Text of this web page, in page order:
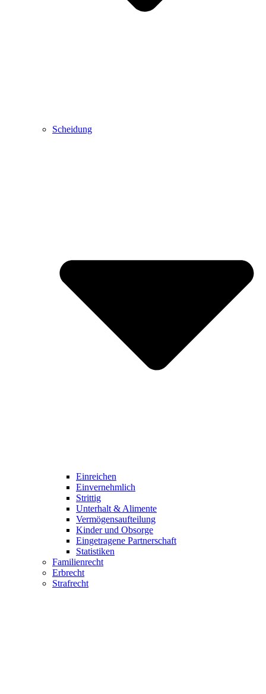
Scheidung
Einreichen
Einvernehmlich
Strittig
Unterhalt & Alimente
Vermögensaufteilung
Kinder und Obsorge
Eingetragene Partnerschaft
Statistiken
Familienrecht
Erbrecht
Strafrecht